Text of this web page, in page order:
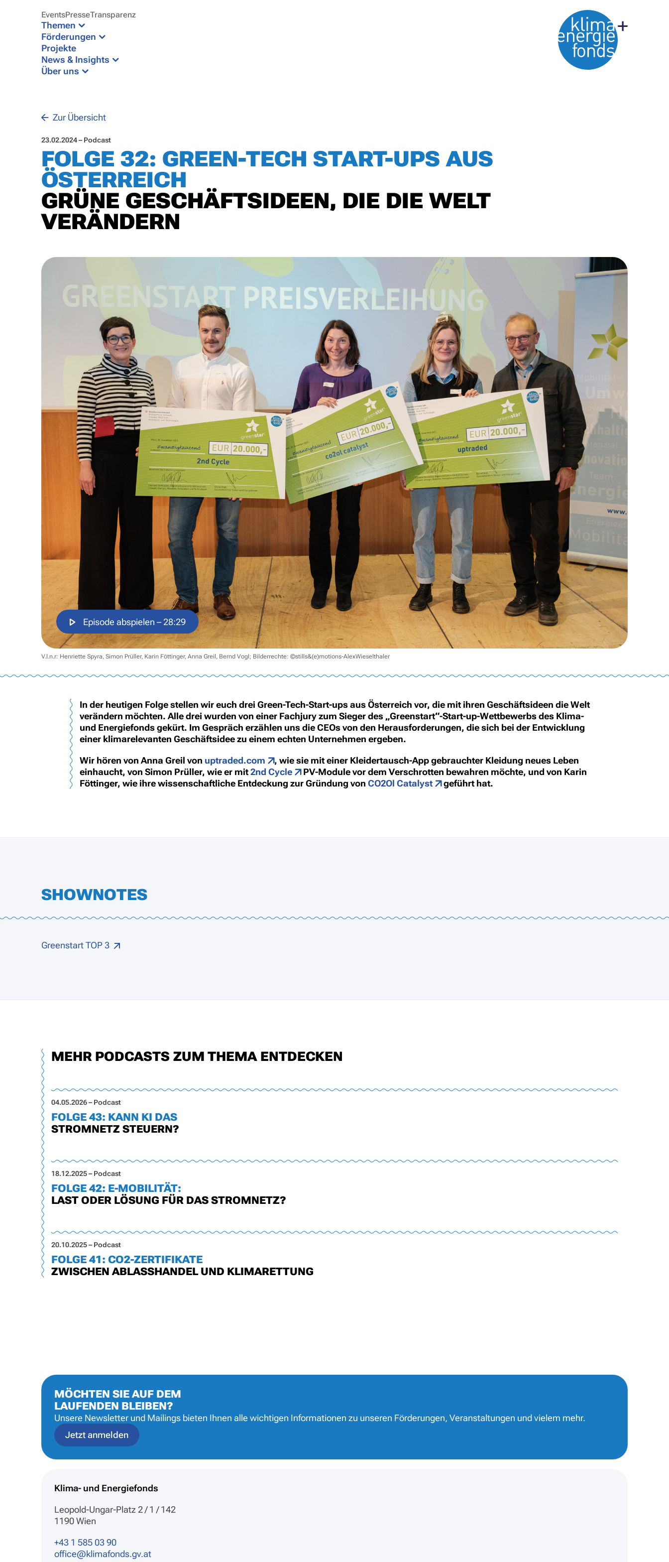
EventsPresseTransparenz
Themen
Förderungen
Projekte
News & Insights
Über uns
Zur Übersicht
23.02.2024 – Podcast
FOLGE 32: GREEN-TECH START-UPS AUS
ÖSTERREICH
GRÜNE GESCHÄFTSIDEEN, DIE DIE WELT
VERÄNDERN
Episode abspielen – 28:29
V.l.n.r: Henriette Spyra, Simon Prüller, Karin Föttinger, Anna Greil, Bernd Vogl; Bilderrechte: ©stills&(e)motions-AlexWieselthaler
In der heutigen Folge stellen wir euch drei Green-Tech-Start-ups aus Österreich vor, die mit ihren Geschäftsideen die Welt
verändern möchten. Alle drei wurden von einer Fachjury zum Sieger des „Greenstart“-Start-up-Wettbewerbs des Klima-
und Energiefonds gekürt. Im Gespräch erzählen uns die CEOs von den Herausforderungen, die sich bei der Entwicklung
einer klimarelevanten Geschäftsidee zu einem echten Unternehmen ergeben.
Wir hören von Anna Greil von uptraded.com
, wie sie mit einer Kleidertausch-App gebrauchter Kleidung neues Leben
einhaucht, von Simon Prüller, wie er mit2nd Cycle
PV-Module vor dem Verschrotten bewahren möchte, und von Karin
Föttinger, wie ihre wissenschaftliche Entdeckung zur Gründung von CO2Ol Catalyst geführt hat.
SHOWNOTES
Greenstart TOP 3
MEHR PODCASTS ZUM THEMA ENTDECKEN
04.05.2026 – Podcast
FOLGE 43: KANN KI DAS
STROMNETZ STEUERN?
18.12.2025 – Podcast
FOLGE 42: E-MOBILITÄT:
LAST ODER LÖSUNG FÜR DAS STROMNETZ?
20.10.2025 – Podcast
FOLGE 41: CO2-ZERTIFIKATE
ZWISCHEN ABLASSHANDEL UND KLIMARETTUNG
MÖCHTEN SIE AUF DEM
LAUFENDEN BLEIBEN?
Unsere Newsletter und Mailings bieten Ihnen alle wichtigen Informationen zu unseren Förderungen, Veranstaltungen und vielem mehr.
Jetzt anmelden
Klima- und Energiefonds
Leopold-Ungar-Platz 2 / 1 / 142
1190 Wien
+43 1 585 03 90
office@klimafonds.gv.at